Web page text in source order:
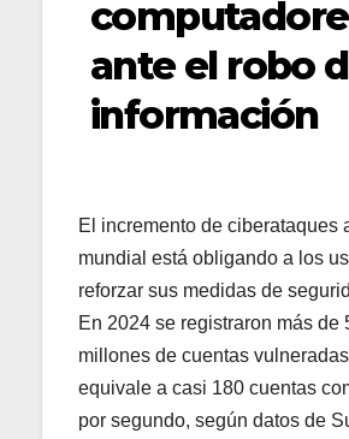
ante el robo
información
El incremento de ciberataques
mundial está obligando a los
reforzar sus medidas de
En 2024 se registraron más de
millones de cuentas
equivale a casi 180 cuentas
por segundo, según datos de